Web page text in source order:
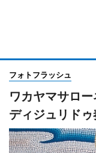
フォトフラッシュ
ワカヤマサロ
ディジュリド